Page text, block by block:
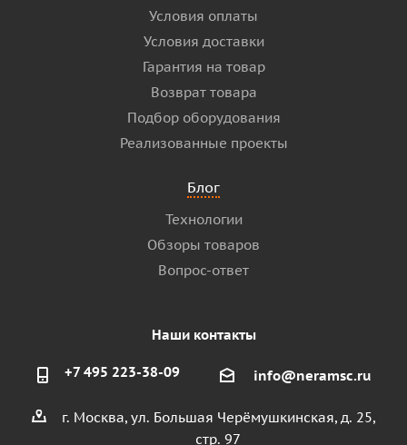
Условия оплаты
Условия доставки
Гарантия на товар
Возврат товара
Подбор оборудования
Реализованные проекты
Блог
Технологии
Обзоры товаров
Вопрос-ответ
Наши контакты
+7 495 223-38-09 info@neramsc.ru
г. Москва, ул. Большая Черёмушкинская, д. 25,
стр. 97